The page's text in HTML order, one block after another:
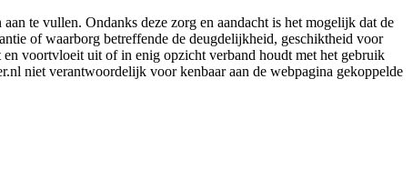
te vullen. Ondanks deze zorg en aandacht is het mogelijk dat de
of waarborg betreffende de deugdelijkheid, geschiktheid voor
en voortvloeit uit of in enig opzicht verband houdt met het gebruik
niet verantwoordelijk voor kenbaar aan de webpagina gekoppelde